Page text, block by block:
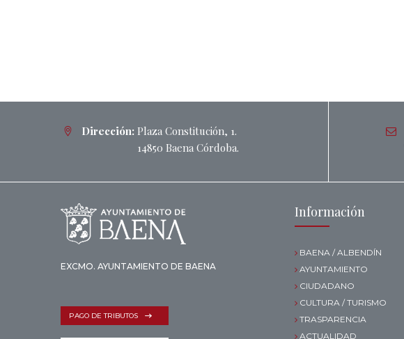
Dirección: Plaza Constitución, 1.
14850 Baena Córdoba.
EXCMO. AYUNTAMIENTO DE BAENA
PAGO DE TRIBUTOS
Información
BAENA / ALBENDÍN
AYUNTAMIENTO
CIUDADANO
CULTURA / TURISMO
TRASPARENCIA
ACTUALIDAD